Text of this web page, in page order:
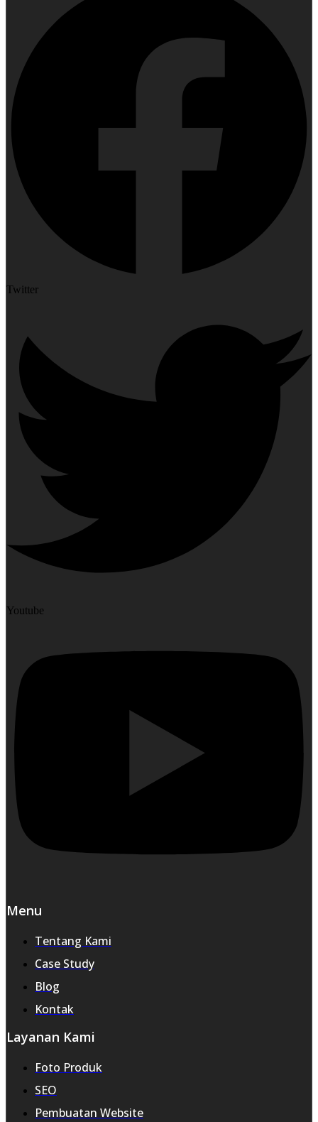
Twitter
Youtube
Menu
Tentang Kami
Case Study
Blog
Kontak
Layanan Kami
Foto Produk
SEO
Pembuatan Website